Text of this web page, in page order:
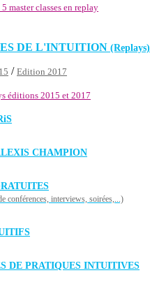
master classes en replay
DE L'INTUITION (Replays)
/ Edition 2017
éditions 2015 et 2017
CHAMPION
conférences, interviews, soirées,...)
DE PRATIQUES INTUITIVES